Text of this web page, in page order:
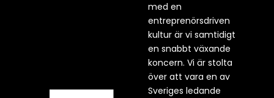
med en
entreprenörsdriven
kultur är vi samtidigt
en snabbt växande
koncern. Vi är stolta
över att vara en av
Sveriges ledande